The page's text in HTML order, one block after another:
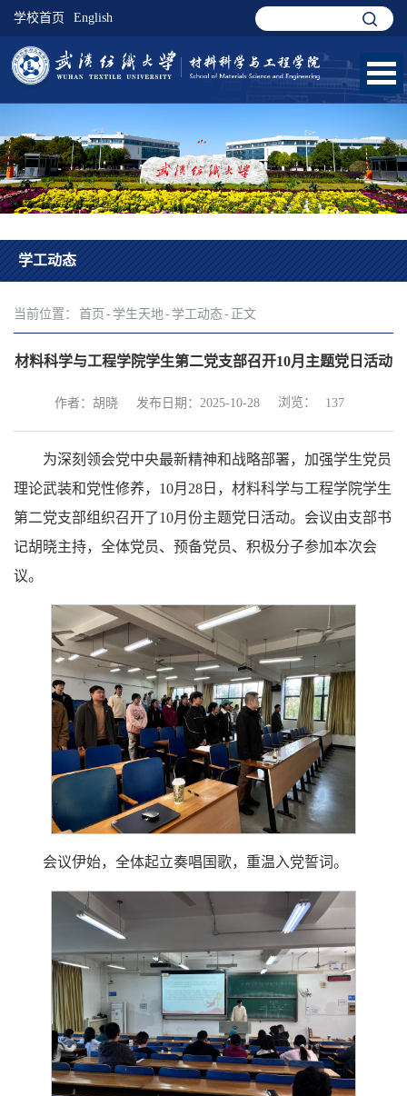
学校首页 English
学工动态
当前位置： 首页 - 学生天地- 学工动态- 正文
材料科学与工程学院学生第二党支部召开10月主题党日活动
作者：胡晓 发布日期：2025-10-28 浏览： 137
为深刻领会党中央最新精神和战略部署，加强学生党员
理论武装和党性修养，10月28日，材料科学与工程学院学生
第二党支部组织召开了10月份主题党日活动。会议由支部书
记胡晓主持，全体党员、预备党员、积极分子参加本次会
议。
会议伊始，全体起立奏唱国歌，重温入党誓词。